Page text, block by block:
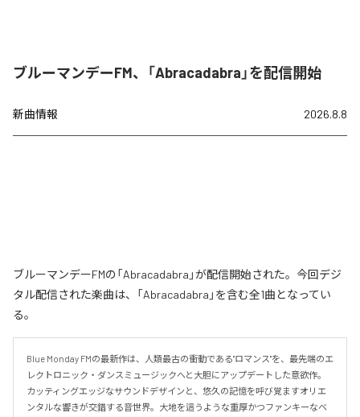
ブルーマンデーFM、「Abracadabra」を配信開始
新曲情報 2026.8.8
ブルーマンデーFMの「Abracadabra」が配信開始された。今回デジ
タル配信された楽曲は、「Abracadabra」を含む全1曲となってい
る。
Blue Monday FMの最新作は、人類最古の衝動である"ロマンス"を、最先端のエ
レクトロニック・ダンスミュージックへと大胆にアップデートした意欲作。
カッティングエッジなサウンドデザインと、悠久の記憶を呼び覚ますオリエ
ンタルな響きが交錯する音世界。大地を這うような重厚かつファンキーなベ